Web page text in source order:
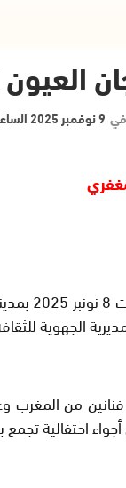
9 نوفمبر 2025 الساعة 0 و 28 دقيقة
الجهوية
من المغرب
احتفالية تجمع